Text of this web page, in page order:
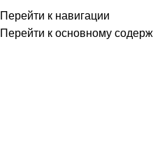
Перейти к навигации
Перейти к основному